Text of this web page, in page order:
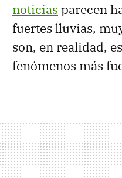
noticias parecen
fuertes lluvias,
son, en realidad,
fenómenos más